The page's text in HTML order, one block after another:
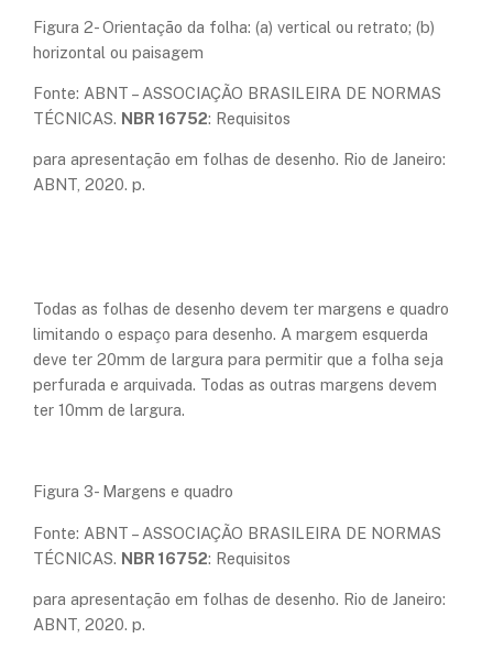
Figura 2- Orientação da folha: (a) vertical ou retrato; (b)
horizontal ou paisagem
Fonte: ABNT – ASSOCIAÇÃO BRASILEIRA DE NORMAS
TÉCNICAS. NBR 16752: Requisitos
para apresentação em folhas de desenho. Rio de Janeiro:
ABNT, 2020. p.
Todas as folhas de desenho devem ter margens e quadro
limitando o espaço para desenho. A margem esquerda
deve ter 20mm de largura para permitir que a folha seja
perfurada e arquivada. Todas as outras margens devem
ter 10mm de largura.
Figura 3- Margens e quadro
Fonte: ABNT – ASSOCIAÇÃO BRASILEIRA DE NORMAS
TÉCNICAS. NBR 16752: Requisitos
para apresentação em folhas de desenho. Rio de Janeiro:
ABNT, 2020. p.